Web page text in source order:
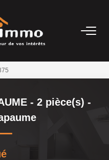
- 2 pièce(s) -